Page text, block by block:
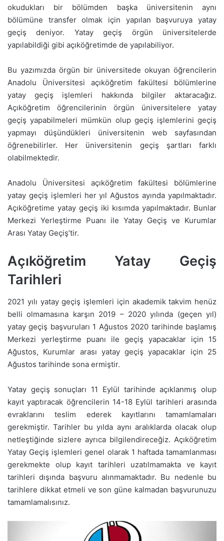
okudukları bir bölümden başka üniversitenin aynı
bölümüne transfer olmak için yapılan başvuruya yatay
geçiş deniyor. Yatay geçiş örgün üniversitelerde
yapılabildiği gibi açıköğretimde de yapılabiliyor.
Bu yazımızda örgün bir üniversitede okuyan öğrencilerin
Anadolu Üniversitesi açıköğretim fakültesi bölümlerine
yatay geçiş işlemleri hakkında bilgiler aktaracağız.
Açıköğretim öğrencilerinin örgün üniversitelere yatay
geçiş yapabilmeleri mümkün olup geçiş işlemlerini geçiş
yapmayı düşündükleri üniversitenin web sayfasından
öğrenebilirler. Her üniversitenin geçiş şartları farklı
olabilmektedir.
Anadolu Üniversitesi açıköğretim fakültesi bölümlerine
yatay geçiş işlemleri her yıl Ağustos ayında yapılmaktadır.
Açıköğretime yatay geçiş iki kısımda yapılmaktadır. Bunlar
Merkezi Yerleştirme Puanı ile Yatay Geçiş ve Kurumlar
Arası Yatay Geçiş’tir.
Açıköğretim Yatay Geçiş
Tarihleri
2021 yılı yatay geçiş işlemleri için akademik takvim henüz
belli olmamasına karşın 2019 – 2020 yılında (geçen yıl)
yatay geçiş başvuruları 1 Ağustos 2020 tarihinde başlamış
Merkezi yerleştirme puanı ile geçiş yapacaklar için 15
Ağustos, Kurumlar arası yatay geçiş yapacaklar için 25
Ağustos tarihinde sona ermiştir.
Yatay geçiş sonuçları 11 Eylül tarihinde açıklanmış olup
kayıt yaptıracak öğrencilerin 14-18 Eylül tarihleri arasında
evraklarını teslim ederek kayıtlarını tamamlamaları
gerekmiştir. Tarihler bu yılda aynı aralıklarda olacak olup
netleştiğinde sizlere ayrıca bilgilendireceğiz. Açıköğretim
Yatay Geçiş işlemleri genel olarak 1 haftada tamamlanması
gerekmekte olup kayıt tarihleri uzatılmamakta ve kayıt
tarihleri dışında başvuru alınmamaktadır. Bu nedenle bu
tarihlere dikkat etmeli ve son güne kalmadan başvurunuzu
tamamlamalısınız.